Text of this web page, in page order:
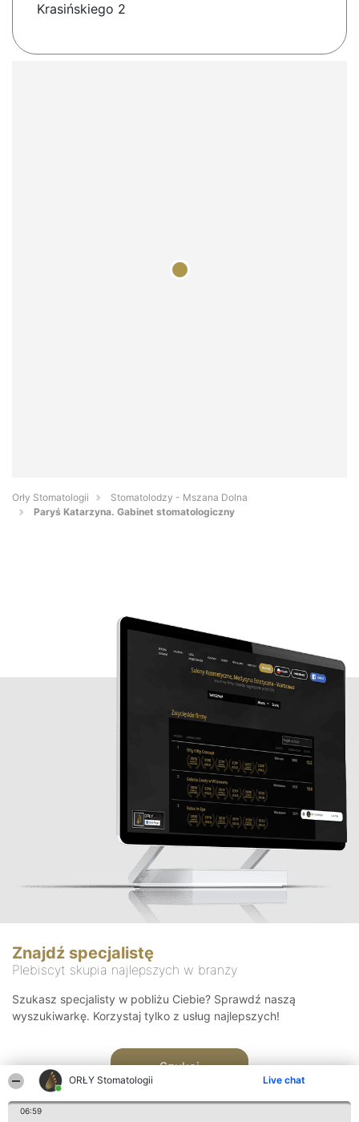
ORŁY Stomatologii Live chat
06:59
Krasińskiego 2
Orły Stomatologii
Stomatolodzy - Mszana Dolna
Paryś Katarzyna. Gabinet stomatologiczny
Znajdź specjalistę
Plebiscyt skupia najlepszych w branży
Szukasz specjalisty w pobliżu Ciebie? Sprawdź naszą
wyszukiwarkę. Korzystaj tylko z usług najlepszych!
Szukaj